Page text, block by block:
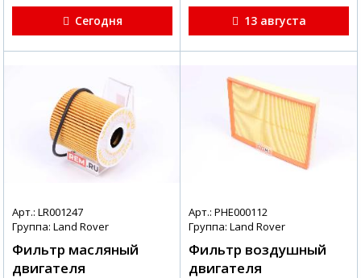
Сегодня 13 августа
Арт.: LR001247
Группа: Land Rover
Фильтр масляный
двигателя
Арт.: PHE000112
Группа: Land Rover
Фильтр воздушный
двигателя